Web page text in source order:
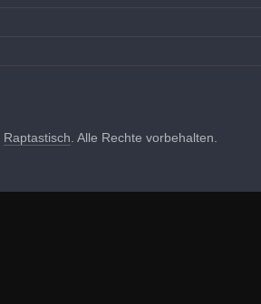
Raptastisch . Alle Rechte vorbehalten.